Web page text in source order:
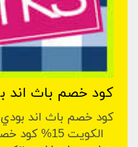
كود خصم باث اند